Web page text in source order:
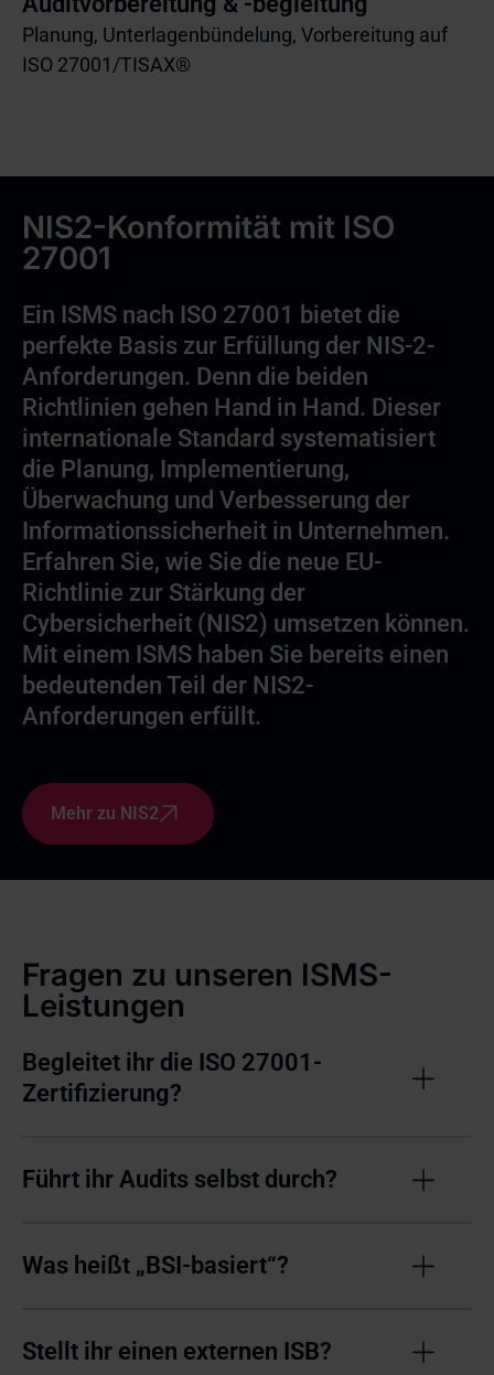
Planung, Unterlagenbündelung, Vorbereitung auf
ISO 27001/TISAX®
NIS2-Konformität mit ISO
27001
Ein ISMS nach ISO 27001 bietet die
perfekte Basis zur Erfüllung der NIS-2-
Anforderungen. Denn die beiden
Richtlinien gehen Hand in Hand. Dieser
internationale Standard systematisiert
die Planung, Implementierung,
Überwachung und Verbesserung der
Informationssicherheit in Unternehmen.
Erfahren Sie, wie Sie die neue EU-
Richtlinie zur Stärkung der
Cybersicherheit (NIS2) umsetzen können.
Mit einem ISMS haben Sie bereits einen
bedeutenden Teil der NIS2-
Anforderungen erfüllt.
Mehr zu NIS2
Fragen zu unseren ISMS-
Leistungen
Begleitet ihr die ISO 27001-
Zertifizierung?
Führt ihr Audits selbst durch?
Was heißt „BSI-basiert“?
Stellt ihr einen externen ISB?